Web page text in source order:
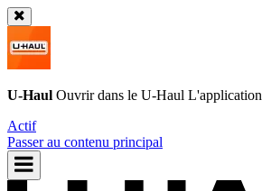
U-Haul Ouvrir dans le U-Haul L'application
Actif
Passer au contenu principal